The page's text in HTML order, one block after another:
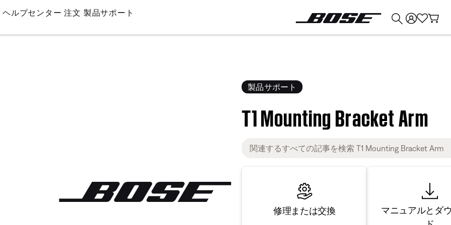
Skip
Main
ヘルプセンター 注文 製品サポート
製品サポート
T1 Mounting Bracket Arm
修理または交換
マニュアルとダ